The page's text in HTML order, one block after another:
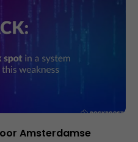
Amsterdamse